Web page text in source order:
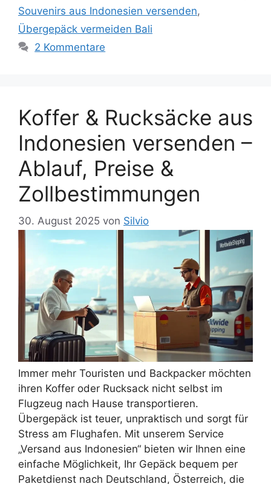
Souvenirs aus Indonesien versenden,
Übergepäck vermeiden Bali
2 Kommentare
Koffer & Rucksäcke aus
Indonesien versenden –
Ablauf, Preise &
Zollbestimmungen
30. August 2025 von Silvio
Immer mehr Touristen und Backpacker möchten
ihren Koffer oder Rucksack nicht selbst im
Flugzeug nach Hause transportieren.
Übergepäck ist teuer, unpraktisch und sorgt für
Stress am Flughafen. Mit unserem Service
„Versand aus Indonesien“ bieten wir Ihnen eine
einfache Möglichkeit, Ihr Gepäck bequem per
Paketdienst nach Deutschland, Österreich, die